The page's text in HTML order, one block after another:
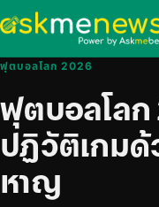
ฟุตบอลโลก 2026
ฟุตบอลโลก
ปฏิวัติเกมด้
หาญ